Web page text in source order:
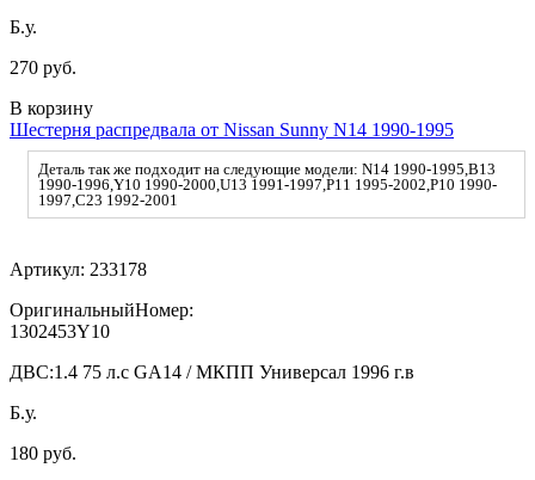
Б.у.
270 руб.
В корзину
Шестерня распредвала от Nissan Sunny N14 1990-1995
Деталь так же подходит на следующие модели: N14 1990-1995,B13
1990-1996,Y10 1990-2000,U13 1991-1997,P11 1995-2002,P10 1990-
1997,C23 1992-2001
Артикул: 233178
ОригинальныйНомер:
1302453Y10
ДВС:1.4 75 л.с GA14 / МКПП Универсал 1996 г.в
Б.у.
180 руб.